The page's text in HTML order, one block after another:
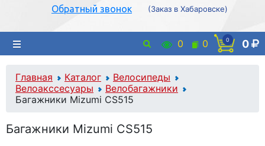
Обратный звонок (Заказ в Хабаровске)
0 0 0 0
Главная Каталог
Велосипеды
Велоакссесуары
Велобагажники
Багажники Mizumi CS515
Багажники Mizumi CS515